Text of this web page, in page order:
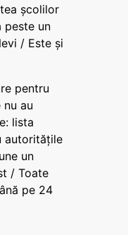
școlilor
peste un
/ Este și
pentru
au
lista
autoritățile
un
/ Toate
pe 24